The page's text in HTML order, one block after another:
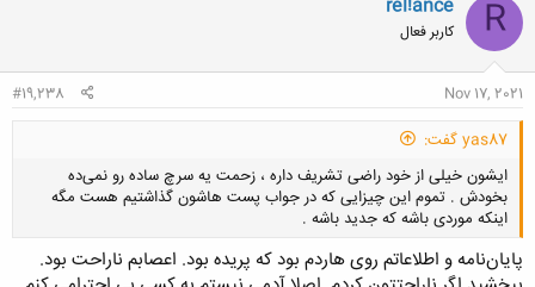
R
rel!ance
کاربر فعال
Nov 17, 2021
#19,238
yas87 گفت:
ایشون خیلی از خود راضی تشریف داره ، زحمت یه سرچ ساده رو نمی‌ده
بخودش . تموم این چیزایی که در جواب پست هاشون گذاشتیم هست مگه
اینکه موردی باشه که جدید باشه .
پایان‌نامه و اطلاعاتم روی هاردم بود که پریده بود. اعصابم ناراحت بود.